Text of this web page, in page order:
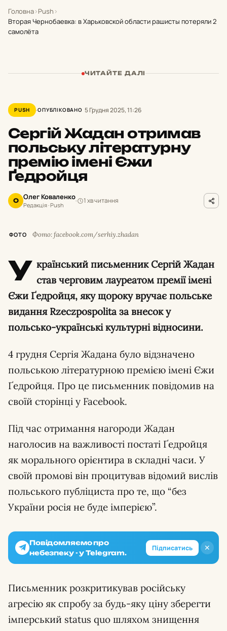
Головна›Push ›
Вторая Чернобаевка: в Харьковской области рашисты потеряли 2
самолёта
ЧИТАЙТЕ ДАЛІ
PUSH ОПУБЛІКОВАНО 5 Грудня 2025, 11:26
Сергій Жадан отримав
польську літературну
премію імені Єжи
Ґедройця
О Олег Коваленко
Редакція · Push
1 хв читання
ФОТО Фото: facebook.com/serhiy.zhadan
У країнський письменник Сергій Жадан
став черговим лауреатом премії імені
Єжи Ґедройця, яку щороку вручає польське
видання Rzeczpospolita за внесок у
польсько-українські культурні відносини.
4 грудня Сергія Жадана було відзначено
польською літературною премією імені Єжи
Ґедройця. Про це письменник повідомив на
своїй сторінці у Facebook.
Під час отримання нагороди Жадан
наголосив на важливості постаті Ґедройця
як морального орієнтира в складні часи. У
своїй промові він процитував відомий вислів
польського публіциста про те, що “без
України росія не буде імперією”.
✕
Повідомляємо про
небезпеку - у Telegram.
Підписатись
Письменник розкритикував російську
агресію як спробу за будь-яку ціну зберегти
імперський status quo шляхом знищення